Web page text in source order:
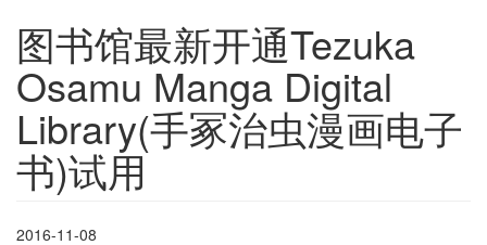
图书馆最新开通Tezuka
Osamu Manga Digital
Library(手冢治虫漫画电子
书)试用
2016-11-08